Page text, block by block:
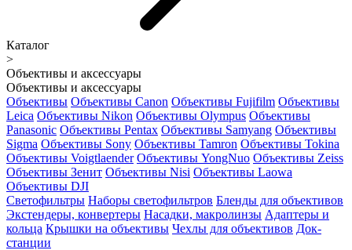
Каталог
>
Объективы и аксессуары
Объективы и аксессуары
Объективы Объективы Canon Объективы Fujifilm Объективы
Leica Объективы Nikon Объективы Olympus Объективы
Panasonic Объективы Pentax Объективы Samyang Объективы
Sigma Объективы Sony Объективы Tamron Объективы Tokina
Объективы Voigtlaender Объективы YongNuo Объективы Zeiss
Объективы Зенит Объективы Nisi Объективы Laowa
Объективы DJI
Светофильтры Наборы светофильтров Бленды для объективов
Экстендеры, конвертеры Насадки, макролинзы Адаптеры и
кольца Крышки на объективы Чехлы для объективов Док-
станции